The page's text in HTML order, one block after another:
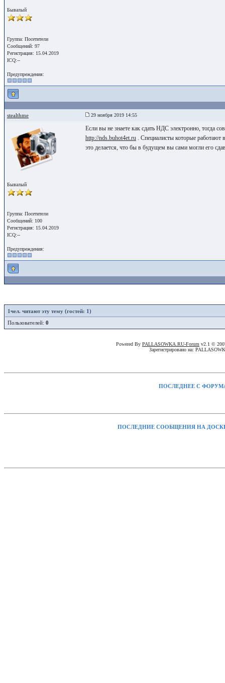
Бывалый
Группа: Посетители
Сообщений: 97
Регистрация: 15.04.2019
ICQ:--
Предупреждения:
stealthme 29 ноября 2019 14:55
Бывалый
Группа: Посетители
Сообщений: 100
Регистрация: 15.04.2019
ICQ:--
Предупреждения:
Если вы не знаете как сдать НДС электронно, тогда
http://nds.buhot4et.ru . Специалисты которые работают
это делается, что бы в будущем вы сами могли его
1чел. читают эту тему (гостей: 1)
Пользователей: 0
Powered By PALLASOWKA.RU-Forum v2.1 ©
Зарегистрировано на:
ПОСЛЕДНЕЕ С
ПОСЛЕДНИЕ СООБЩЕНИЯ НА